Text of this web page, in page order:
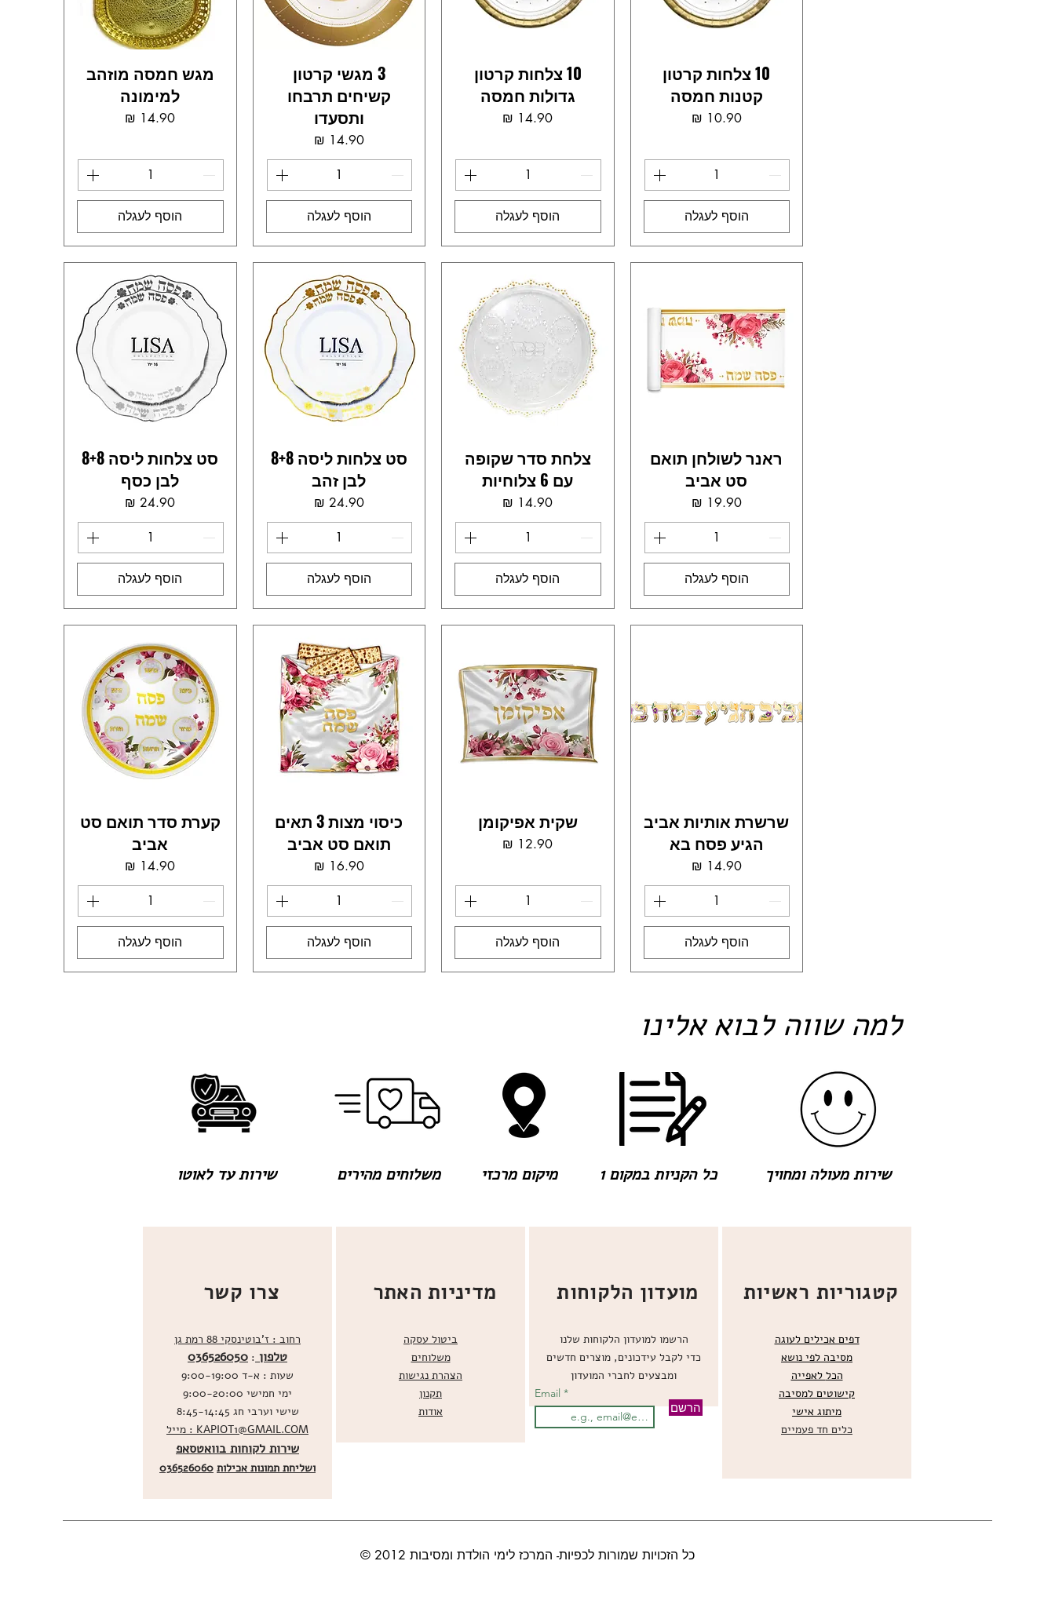
10 צלחות קרטון
קטנות חמסה
מחיר ‏10.90 ‏₪
הוסף לעגלה
10 צלחות קרטון
גדולות חמסה
מחיר
הוסף לעגלה
3 מגשי קרטון
קשיחים תרבחו
ותסעדו
מחיר ‏14.90 ‏₪
הוסף לעגלה
מגש חמסה מוזהב
למימונה
מחיר
הוסף לעגלה
ראנר לשולחן תואם
סט אביב
מחיר ‏19.90 ‏₪
הוסף לעגלה
צלחת סדר שקופה
עם 6 צלוחיות
מחיר
הוסף לעגלה
סט צלחות ליסה 8+8
לבן זהב
מחיר ‏24.90 ‏₪
הוסף לעגלה
סט צלחות ליסה 8+8
לבן כסף
מחיר
הוסף לעגלה
שרשרת אותיות אביב
הגיע פסח בא
מחיר ‏14.90 ‏₪
הוסף לעגלה
שקית אפיקומן
מחיר
הוסף לעגלה
כיסוי מצות 3 תאים
תואם סט אביב
מחיר ‏16.90 ‏₪
הוסף לעגלה
קערת סדר תואם סט
אביב
מחיר
הוסף לעגלה
שירות עד לאוטו משלוחים מהירים
למה שווה לבוא אלינו
מיקום מרכזי כל הקניות במקום 1 שירות מעולה ומחויך
צרו קשר
רחוב : ז'בוטינסקי 88 רמת גן
טלפון :
036526050
שעות : א-ד 9:00-19:00
ימי חמישי 9:00-20:00
שישי וערבי חג 8:45-14:45
מייל : KAPIOT1@GMAIL.COM
שירות לקוחות בוואטסאפ
ושליחת תמונות אכילות 036526060
מדיניות האתר
ביטול עסקה
משלוחים
הצהרת נגישות
תקנון
אודות
מועדון הלקוחות
הרשמו למועדון הלקוחות שלנו
כדי לקבל עידכונים, מוצרים חדשים
ומבצעים לחברי המועדון
קטגוריות ראשיות
דפים אכילים לעוגה
מסיבה לפי נושא
הכל לאפייה
קישוטים למסיבה
מיתוג אישי
כלים חד פעמיים
Email
הרשם
© כל הזכויות שמורות לכפיות- המרכז לימי הולדת ומסיבות 2012